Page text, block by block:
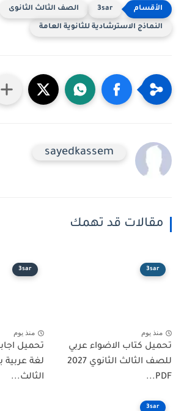
3sar الصف الثالث الثانوى
الاسترشادية للثانوية العامة
sayedkassem
قد تهمك
كتاب الاضواء عربي
للصف الثالث الثانوي 2027
تحميل اجابات
لغة عربية بنك
الثالث...